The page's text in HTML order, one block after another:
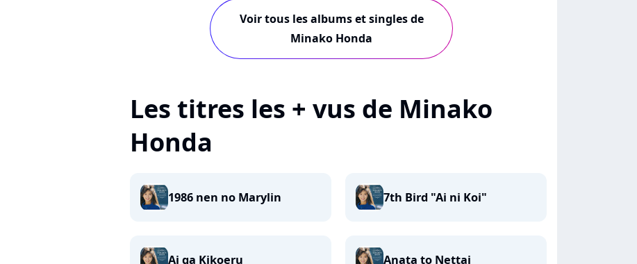
Voir tous les albums et singles de
Minako Honda
Les titres les + vus de Minako
Honda
1986 nen no Marylin 7th Bird "Ai ni Koi"
Ai ga Kikoeru Anata to Nettai